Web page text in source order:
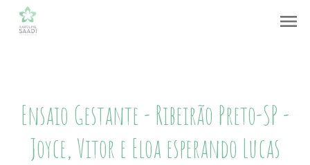
menu
Ensaio Gestante - Ribeirão Preto-SP -
Joyce, Vitor e Eloa esperando Lucas